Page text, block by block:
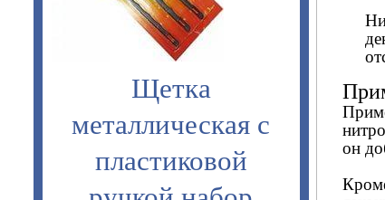
он
Щетка
металлическая с
пластиковой